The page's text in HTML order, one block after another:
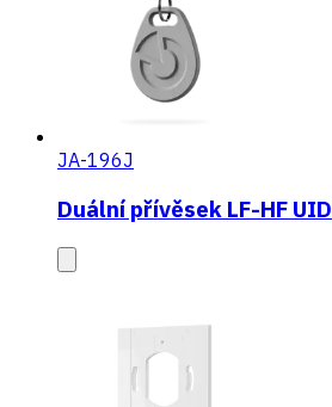
JA-196J
Duální přívěsek LF-HF UID